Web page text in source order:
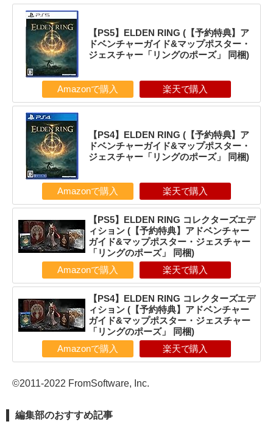
【PS5】ELDEN RING (【予約特典】ア
ドベンチャーガイド&マップポスター・
ジェスチャー「リングのポーズ」 同梱)
Amazonで購入 楽天で購入
【PS4】ELDEN RING (【予約特典】ア
ドベンチャーガイド&マップポスター・
ジェスチャー「リングのポーズ」 同梱)
Amazonで購入 楽天で購入
【PS5】ELDEN RING コレクターズエデ
ィション (【予約特典】アドベンチャー
ガイド&マップポスター・ジェスチャー
「リングのポーズ」 同梱)
Amazonで購入 楽天で購入
【PS4】ELDEN RING コレクターズエデ
ィション (【予約特典】アドベンチャー
ガイド&マップポスター・ジェスチャー
「リングのポーズ」 同梱)
Amazonで購入 楽天で購入
©2011-2022 FromSoftware, Inc.
編集部のおすすめ記事